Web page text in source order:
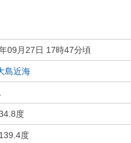
09月27日 17時47分頃
島近海
度
度